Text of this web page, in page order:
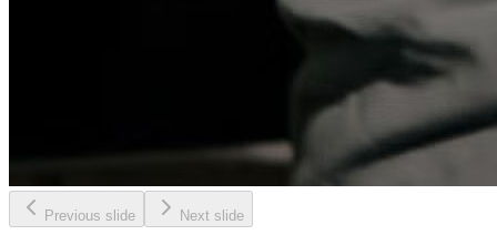
Previous slide Next slide